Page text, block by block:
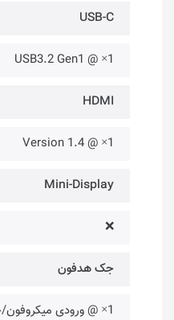
USB-C
1× @ USB3.2 Gen1
HDMI
1× @ Version 1.4
Mini-Display
❌
جک هدفون
1× @ ورودی میکروفون/خروجی هدفون